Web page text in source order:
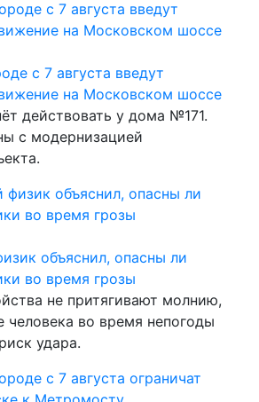
с 7 августа введут
на Московском шоссе
действовать у дома №171.
с модернизацией
объяснил, опасны ли
во время грозы
не притягивают молнию,
человека во время непогоды
удара.